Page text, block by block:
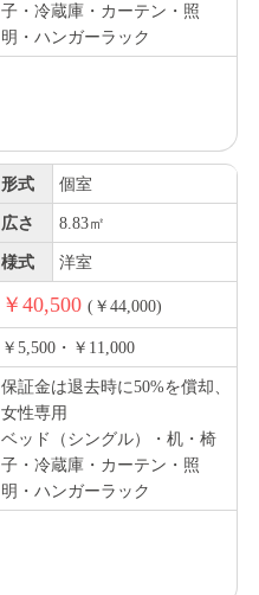
子・冷蔵庫・カーテン・照
明・ハンガーラック
形式 個室
広さ 8.83㎡
様式 洋室
￥40,500 (￥44,000)
￥5,500・￥11,000
保証金は退去時に50%を償却、
女性専用
ベッド（シングル）・机・椅
子・冷蔵庫・カーテン・照
明・ハンガーラック